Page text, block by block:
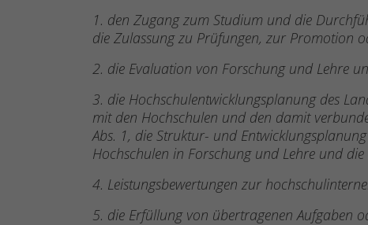
1. den Zugang zum Studium und die
die Zulassung zu Prüfungen, zur Promotion
2. die Evaluation von Forschung und Lehre
3. die Hochschulentwicklungsplanung des
mit den Hochschulen und den damit
Abs. 1, die Struktur- und
Hochschulen in Forschung und Lehre und
4. Leistungsbewertungen zur
5. die Erfüllung von übertragenen Aufgaben